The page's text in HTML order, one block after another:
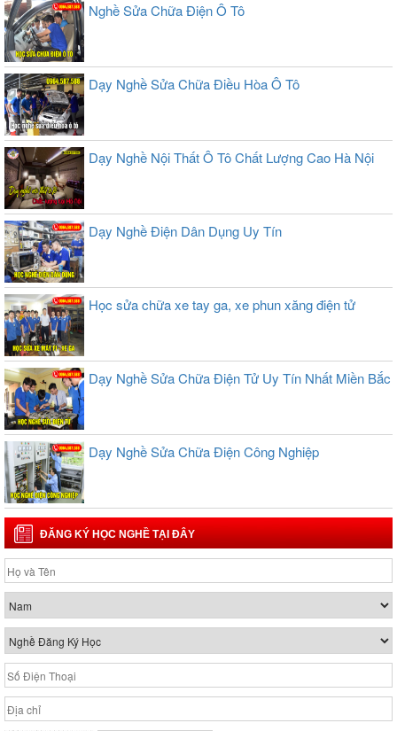
Nghề Sửa Chữa Điện Ô Tô
Dạy Nghề Sửa Chữa Điều Hòa Ô Tô
Dạy Nghề Nội Thất Ô Tô Chất Lượng Cao Hà Nội
Dạy Nghề Điện Dân Dụng Uy Tín
Học sửa chữa xe tay ga, xe phun xăng điện tử
Dạy Nghề Sửa Chữa Điện Tử Uy Tín Nhất Miền Bắc
Dạy Nghề Sửa Chữa Điện Công Nghiệp
ĐĂNG KÝ HỌC NGHỀ TẠI ĐÂY